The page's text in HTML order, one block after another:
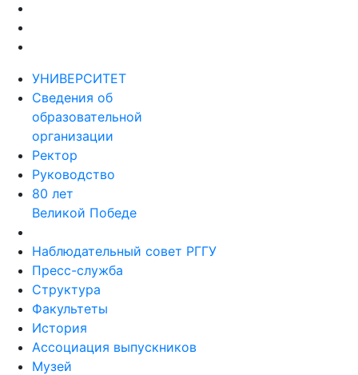
УНИВЕРСИТЕТ
Сведения об
образовательной
организации
Ректор
Руководство
80 лет
Великой Победе
Наблюдательный совет РГГУ
Пресс-служба
Структура
Факультеты
История
Ассоциация выпускников
Музей